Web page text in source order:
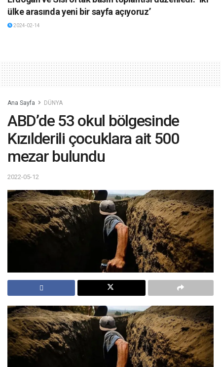
ülke arasında yeni bir sayfa açıyoruz’
2024-02-14
Ana Sayfa DÜNYA
ABD’de 53 okul bölgesinde
Kızılderili çocuklara ait 500
mezar bulundu
2022-05-12